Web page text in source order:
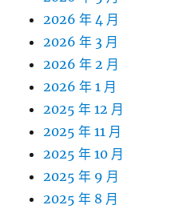
2026 年 4 月
2026 年 3 月
2026 年 2 月
2026 年 1 月
2025 年 12 月
2025 年 11 月
2025 年 10 月
2025 年 9 月
2025 年 8 月